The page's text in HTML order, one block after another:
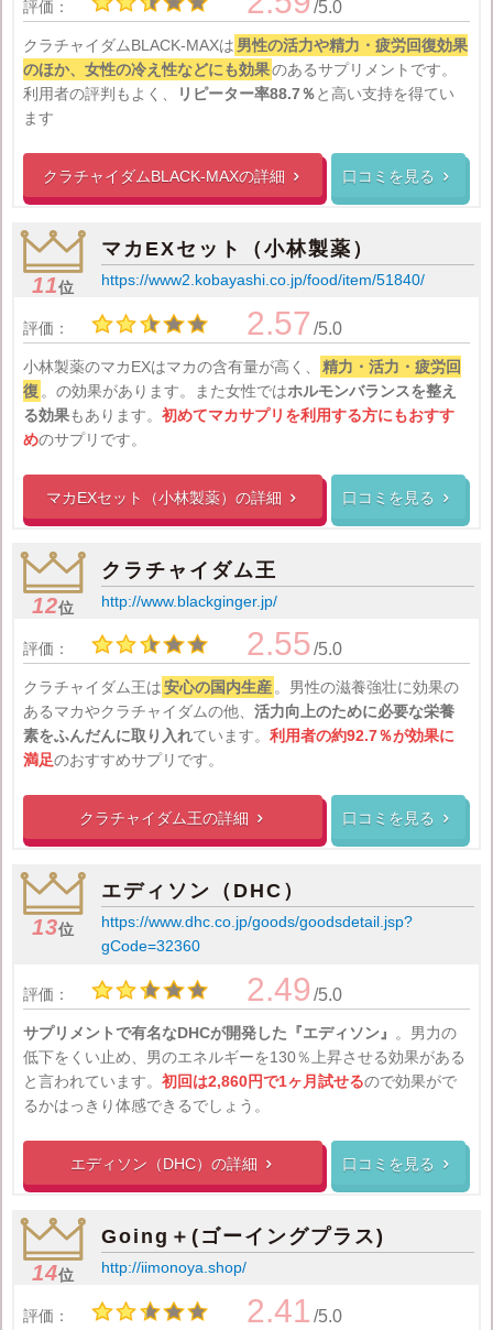
評価： /5.0
クラチャイダムBLACK-MAXは 男性の活力や精力・疲労回復効果
のほか、女性の冷え性などにも効果のあるサプリメントです。
利用者の評判もよく、
リピーター率88.7％と高い支持を得てい
ます
クラチャイダムBLACK-MAXの詳細  口コミを見る 
11位
マカEXセット（小林製薬）
https://www2.kobayashi.co.jp/food/item/51840/
評価： 2.57 /5.0
小林製薬のマカEXはマカの含有量が高く、
精力・活力・疲労回
復 。の効果があります。また女性ではホルモンバランスを整え
る効果もあります。初めてマカサプリを利用する方にもおすす
めのサプリです。
マカEXセット（小林製薬）の詳細  口コミを見る 
12位
クラチャイダム王
http://www.blackginger.jp/
評価： 2.55/5.0
クラチャイダム王は 安心の国内生産。男性の滋養強壮に効果の
あるマカやクラチャイダムの他、活力向上のために必要な栄養
素をふんだんに取り入れています。利用者の約92.7％が効果に
満足のおすすめサプリです。
クラチャイダム王の詳細  口コミを見る 
13位
エディソン（DHC）
https://www.dhc.co.jp/goods/goodsdetail.jsp?
gCode=32360
評価： 2.49 /5.0
サプリメントで有名なDHCが開発した『エディソン』
。男力の
低下をくい止め、男のエネルギーを130％上昇させる効果がある
と言われています。初回は2,860円で1ヶ月試せるので効果がで
るかはっきり体感できるでしょう。
エディソン（DHC）の詳細  口コミを見る 
14位
Going＋(ゴーイングプラス)
http://iimonoya.shop/
評価： 2.41 /5.0